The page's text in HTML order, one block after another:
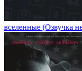
вселенные (Озвучка